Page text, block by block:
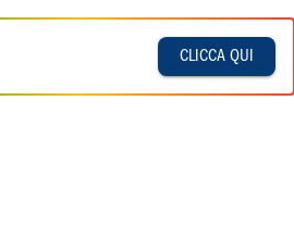
CLICCA QUI